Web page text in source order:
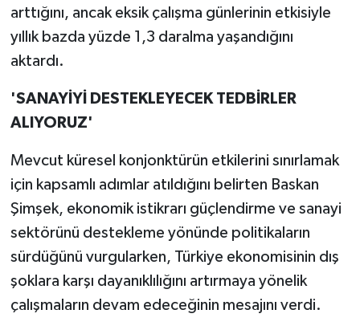
arttığını, ancak eksik çalışma günlerinin etkisiyle
yıllık bazda yüzde 1,3 daralma yaşandığını
aktardı.
'SANAYİYİ DESTEKLEYECEK TEDBİRLER
ALIYORUZ'
Mevcut küresel konjonktürün etkilerini sınırlamak
için kapsamlı adımlar atıldığını belirten Baskan
Şimşek, ekonomik istikrarı güçlendirme ve sanayi
sektörünü destekleme yönünde politikaların
sürdüğünü vurgularken, Türkiye ekonomisinin dış
şoklara karşı dayanıklılığını artırmaya yönelik
çalışmaların devam edeceğinin mesajını verdi.